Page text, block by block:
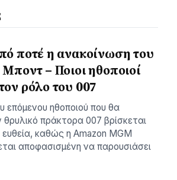
ποτέ η ανακοίνωση του
– Ποιοι ηθοποιοί
ρόλο του 007
επόμενου ηθοποιού που θα
πράκτορα 007 βρίσκεται
ευθεία, καθώς η Amazon MGM
αποφασισμένη να παρουσιάσει